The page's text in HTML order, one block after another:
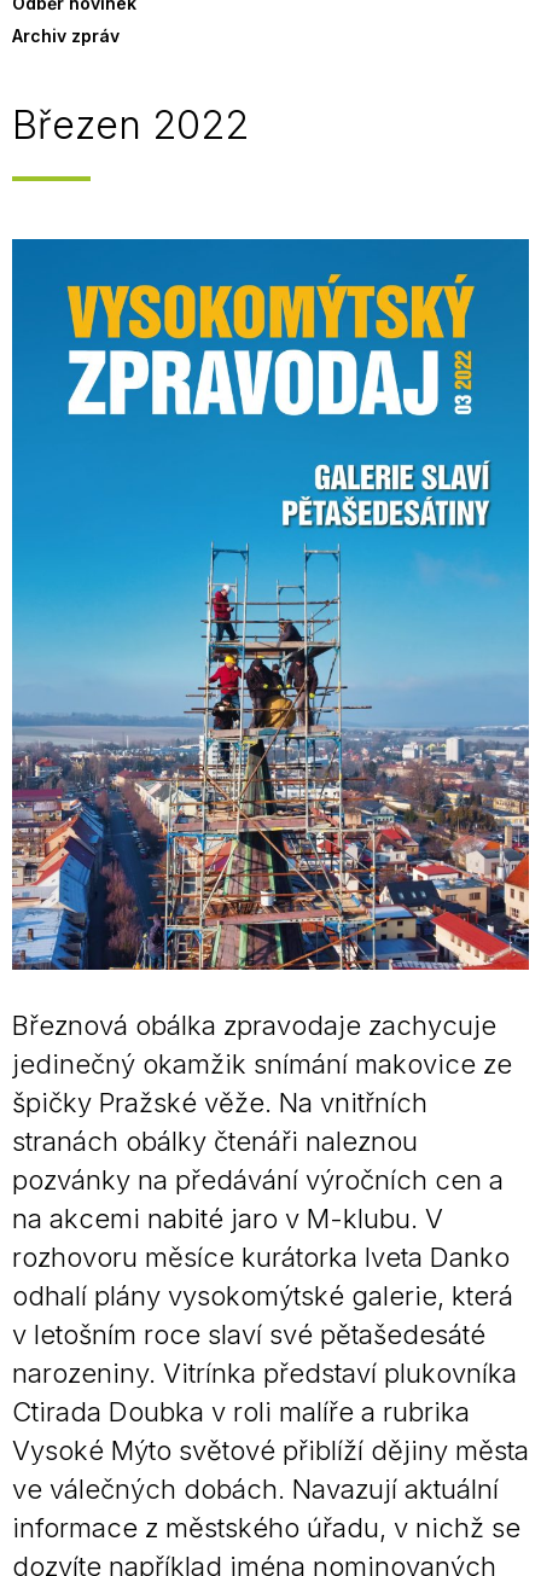
Archiv zpráv
Březen 2022
Březnová obálka zpravodaje zachycuje
jedinečný okamžik snímání makovice ze
špičky Pražské věže. Na vnitřních
stranách obálky čtenáři naleznou
pozvánky na předávání výročních cen a
na akcemi nabité jaro v M-klubu. V
rozhovoru měsíce kurátorka Iveta Danko
odhalí plány vysokomýtské galerie, která
v letošním roce slaví své pětašedesáté
narozeniny. Vitrínka představí plukovníka
Ctirada Doubka v roli malíře a rubrika
Vysoké Mýto světové přiblíží dějiny města
ve válečných dobách. Navazují aktuální
informace z městského úřadu, v nichž se
dozvíte například jména nominovaných